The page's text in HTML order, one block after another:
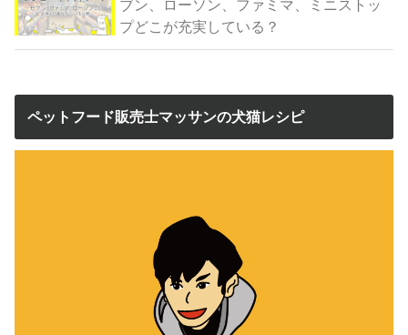
ブン、ローソン、ファミマ、ミニストッ
プどこが充実している？
ペットフード販売士マッサンの犬猫レシピ